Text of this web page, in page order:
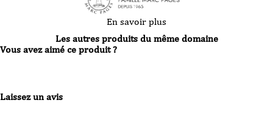
En savoir plus
Les autres produits du même domaine
Vous avez aimé ce produit ?
Laissez un avis